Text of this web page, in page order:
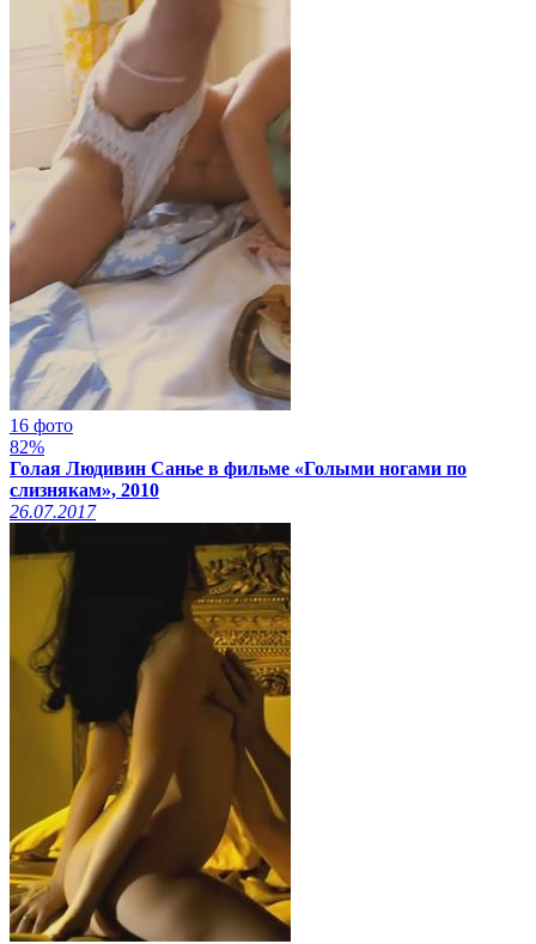
16 фото
82%
Голая Людивин Санье в фильме «Голыми ногами по
слизнякам», 2010
26.07.2017